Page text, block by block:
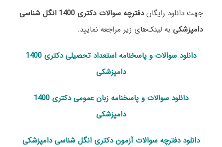
جهت دانلود رایگان
دفترچه سوالات دکتری 1400 انگل‌ شناسی
دامپزشکیبه لینک‌های زیر مراجعه نمایید.
دانلود سوالات و پاسخنامه استعداد تحصیلی دکتری 1400
دامپزشکی
دانلود سوالات و پاسخنامه زبان عمومی دکتری 1400
دامپزشکی
دانلود دفترچه سوالات آزمون دکتری انگل‌ شناسی دامپزشکی